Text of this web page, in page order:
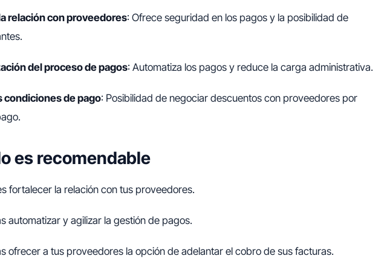
relación con proveedores: Ofrece seguridad en los pagos y la posibilidad de
del proceso de pagos: Automatiza los pagos y reduce la carga administrativa.
condiciones de pago: Posibilidad de negociar descuentos con proveedores por
es recomendable
fortalecer la relación con tus proveedores.
automatizar y agilizar la gestión de pagos.
ofrecer a tus proveedores la opción de adelantar el cobro de sus facturas.